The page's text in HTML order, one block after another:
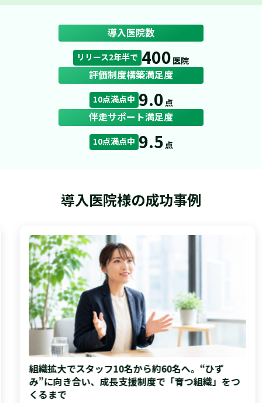
導入医院数
リリース2年半で 400 医院
評価制度構築満足度
10点満点中 9.0 点
伴走サポート満足度
10点満点中 9.5 点
導入医院様の成功事例
組織拡大でスタッフ10名から約60名へ。“ひず
み”に向き合い、成長支援制度で「育つ組織」をつ
くるまで